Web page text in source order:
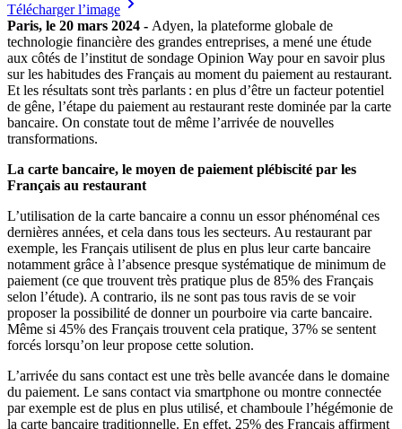
Télécharger l’image
Paris, le 20 mars 2024 - Adyen, la plateforme globale de
technologie financière des grandes entreprises, a mené une étude
aux côtés de l’institut de sondage Opinion Way pour en savoir plus
sur les habitudes des Français au moment du paiement au restaurant.
Et les résultats sont très parlants : en plus d’être un facteur potentiel
de gêne, l’étape du paiement au restaurant reste dominée par la carte
bancaire. On constate tout de même l’arrivée de nouvelles
transformations.
La carte bancaire, le moyen de paiement plébiscité par les
Français au restaurant
L’utilisation de la carte bancaire a connu un essor phénoménal ces
dernières années, et cela dans tous les secteurs. Au restaurant par
exemple, les Français utilisent de plus en plus leur carte bancaire
notamment grâce à l’absence presque systématique de minimum de
paiement (ce que trouvent très pratique plus de 85% des Français
selon l’étude). A contrario, ils ne sont pas tous ravis de se voir
proposer la possibilité de donner un pourboire via carte bancaire.
Même si 45% des Français trouvent cela pratique, 37% se sentent
forcés lorsqu’on leur propose cette solution.
L’arrivée du sans contact est une très belle avancée dans le domaine
du paiement. Le sans contact via smartphone ou montre connectée
par exemple est de plus en plus utilisé, et chamboule l’hégémonie de
la carte bancaire traditionnelle. En effet, 25% des Français affirment